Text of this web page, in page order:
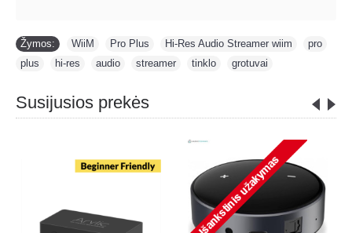
Žymos: WiiM Pro Plus Hi-Res Audio Streamer wiim pro
plus
hi-res audio streamer tinklo grotuvai
Susijusios prekės